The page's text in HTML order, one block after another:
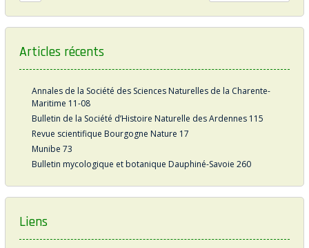
Articles récents
Annales de la Société des Sciences Naturelles de la Charente-
Maritime 11-08
Bulletin de la Société d’Histoire Naturelle des Ardennes 115
Revue scientifique Bourgogne Nature 17
Munibe 73
Bulletin mycologique et botanique Dauphiné-Savoie 260
Liens